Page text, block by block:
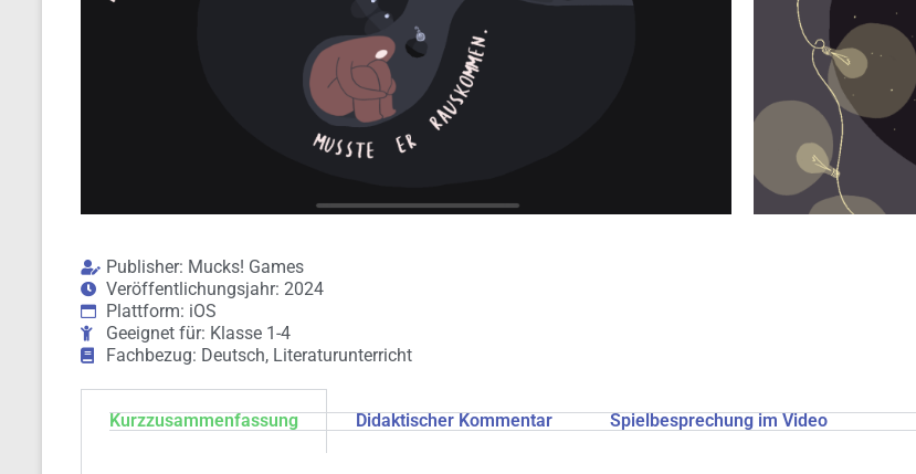
Publisher: Mucks! Games
Veröffentlichungsjahr: 2024
Plattform: iOS
Geeignet für: Klasse 1-4
Fachbezug: Deutsch, Literaturunterricht
Kurzzusammenfassung Didaktischer Kommentar Spielbesprechung im Video